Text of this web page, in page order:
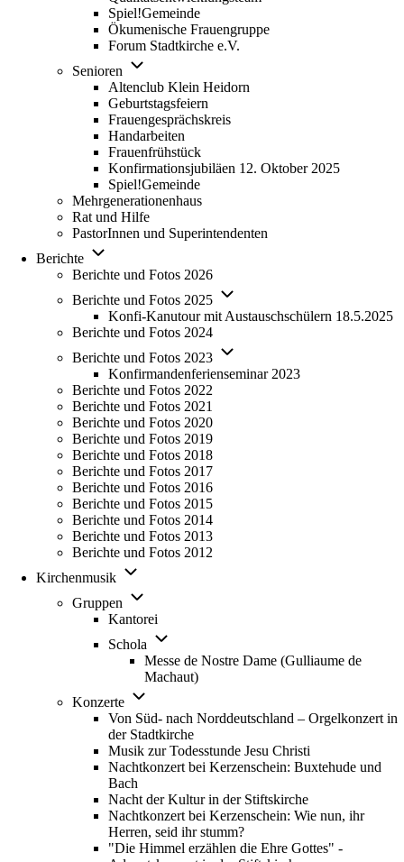
Spiel!Gemeinde
Ökumenische Frauengruppe
Forum Stadtkirche e.V.
tab)
Senioren
Unternavigation
Senioren
Altenclub Klein Heidorn
Geburtstagsfeiern
Frauengesprächskreis
Handarbeiten
Frauenfrühstück
Konfirmationsjubiläen 12. Oktober 2025
Spiel!Gemeinde
Mehrgenerationenhaus
new
Rat und Hilfe
PastorInnen und Superintendenten
Berichte
Unternavigation
Berichte
Berichte und Fotos 2026
Berichte und Fotos 2025
Unternavigation
Berichte
Fotos
2025
Konfi-Kanutour mit Austauschschülern 18.5.2025
Berichte und Fotos 2024
Berichte und Fotos 2023
Unternavigation
Berichte
Konfirmandenferienseminar 2023
Berichte und Fotos 2022
Berichte und Fotos 2021
Berichte und Fotos 2020
Berichte und Fotos 2019
Berichte und Fotos 2018
Berichte und Fotos 2017
Berichte und Fotos 2016
Berichte und Fotos 2015
Berichte und Fotos 2014
Berichte und Fotos 2013
Berichte und Fotos 2012
Kirchenmusik
Unternavigation
Kirchenmusik
Gruppen
Unternavigation
Gruppen
Kantorei
Schola
Unternavigation
Schola
Messe de Nostre Dame (Gulliaume de
Machaut)
Konzerte
Unternavigation
Konzerte
Von Süd- nach Norddeutschland – Orgelkonzert in
der Stadtkirche
Musik zur Todesstunde Jesu Christi
Nachtkonzert bei Kerzenschein: Buxtehude und
Bach
Nacht der Kultur in der Stiftskirche
Nachtkonzert bei Kerzenschein: Wie nun, ihr
Herren, seid ihr stumm?
"Die Himmel erzählen die Ehre Gottes" -